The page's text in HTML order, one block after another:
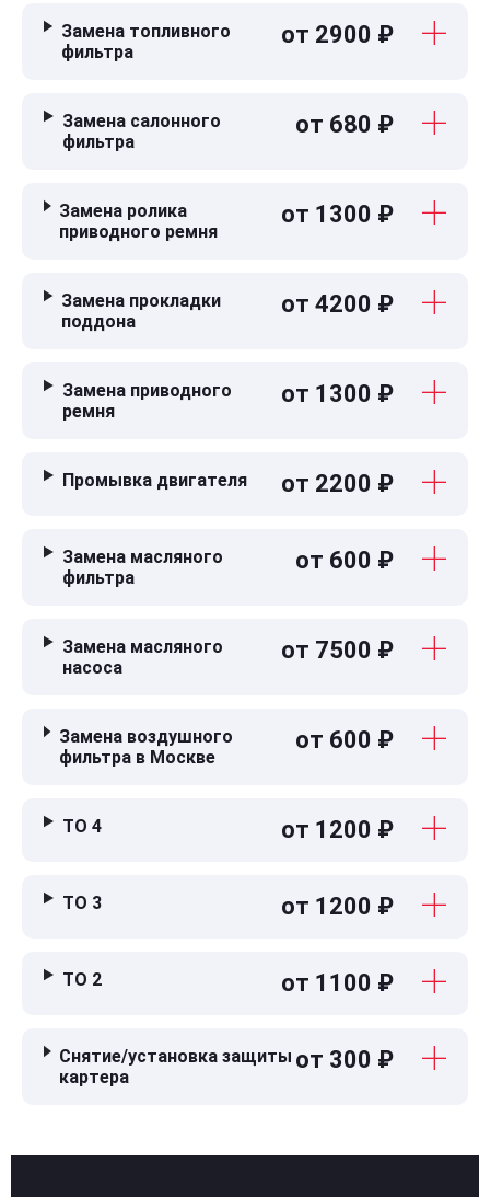
Замена топливного
фильтра
от 2900 ₽
Замена салонного
фильтра
от 680 ₽
Замена ролика
приводного ремня
от 1300 ₽
Замена прокладки
поддона
от 4200 ₽
Замена приводного
ремня
от 1300 ₽
Промывка двигателя от 2200 ₽
Замена масляного
фильтра
от 600 ₽
Замена масляного
насоса
от 7500 ₽
Замена воздушного
фильтра в Москве
от 600 ₽
ТО 4 от 1200 ₽
ТО 3 от 1200 ₽
ТО 2 от 1100 ₽
Снятие/установка защиты
картера
от 300 ₽